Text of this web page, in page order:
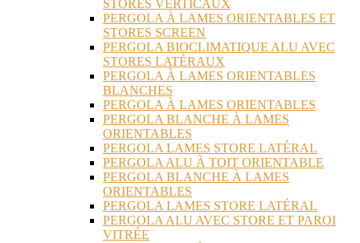
STORES VERTICAUX
PERGOLA À LAMES ORIENTABLES ET
STORES SCREEN
PERGOLA BIOCLIMATIQUE ALU AVEC
STORES LATÉRAUX
PERGOLA À LAMES ORIENTABLES
BLANCHES
PERGOLA À LAMES ORIENTABLES
PERGOLA BLANCHE À LAMES
ORIENTABLES
PERGOLA LAMES STORE LATÉRAL
PERGOLA ALU À TOIT ORIENTABLE
PERGOLA BLANCHE À LAMES
ORIENTABLES
PERGOLA LAMES STORE LATÉRAL
PERGOLA ALU AVEC STORE ET PAROI
VITRÉE